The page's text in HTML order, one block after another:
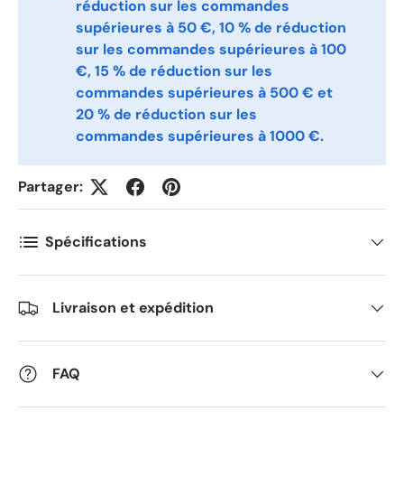
Antall *
Kommentarer
réduction sur les commandes
supérieures à 50 €, 10 % de réduction
sur les commandes supérieures à 100
€, 15 % de réduction sur les
commandes supérieures à 500 € et
20 % de réduction sur les
commandes supérieures à 1000 €.
Partager:
Spécifications
Livraison et expédition
FAQ